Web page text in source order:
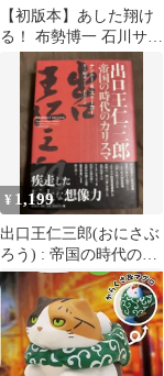
【初版本】あした翔け
る！ 布勢博一 石川サブ
ロウ
¥ 1,199
出口王仁三郎(おにさぶ
ろう) : 帝国の時代のカ
リスマ